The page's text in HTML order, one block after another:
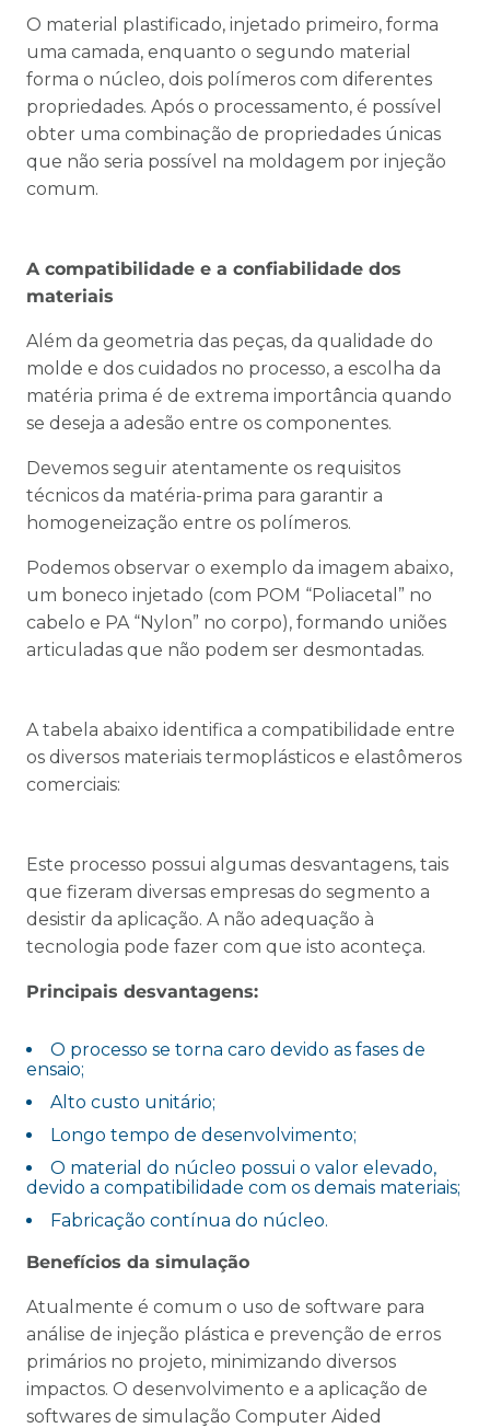
O material plastificado, injetado primeiro, forma
uma camada, enquanto o segundo material
forma o núcleo, dois polímeros com diferentes
propriedades. Após o processamento, é possível
obter uma combinação de propriedades únicas
que não seria possível na moldagem por injeção
comum.
A compatibilidade e a confiabilidade dos
materiais
Além da geometria das peças, da qualidade do
molde e dos cuidados no processo, a escolha da
matéria prima é de extrema importância quando
se deseja a adesão entre os componentes.
Devemos seguir atentamente os requisitos
técnicos da matéria-prima para garantir a
homogeneização entre os polímeros.
Podemos observar o exemplo da imagem abaixo,
um boneco injetado (com POM “Poliacetal” no
cabelo e PA “Nylon” no corpo), formando uniões
articuladas que não podem ser desmontadas.
A tabela abaixo identifica a compatibilidade entre
os diversos materiais termoplásticos e elastômeros
comerciais:
Este processo possui algumas desvantagens, tais
que fizeram diversas empresas do segmento a
desistir da aplicação. A não adequação à
tecnologia pode fazer com que isto aconteça.
Principais desvantagens:
O processo se torna caro devido as fases de
ensaio;
Alto custo unitário;
Longo tempo de desenvolvimento;
O material do núcleo possui o valor elevado,
devido a compatibilidade com os demais materiais;
Fabricação contínua do núcleo.
Benefícios da simulação
Atualmente é comum o uso de software para
análise de injeção plástica e prevenção de erros
primários no projeto, minimizando diversos
impactos. O desenvolvimento e a aplicação de
softwares de simulação Computer Aided